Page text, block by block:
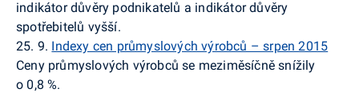
indikátor důvěry podnikatelů a indikátor důvěry
spotřebitelů vyšší.
25. 9. Indexy cen průmyslových výrobců – srpen 2015
Ceny průmyslových výrobců se meziměsíčně snížily
o 0,8 %.